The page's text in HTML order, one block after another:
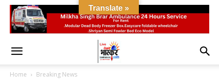
Home Breaking News
Translate »